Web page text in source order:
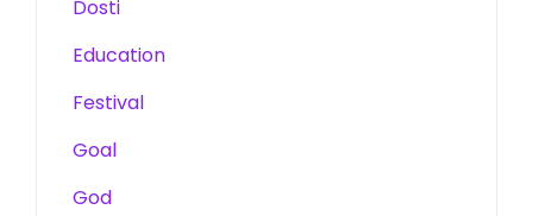
Dosti
Education
Festival
Goal
God